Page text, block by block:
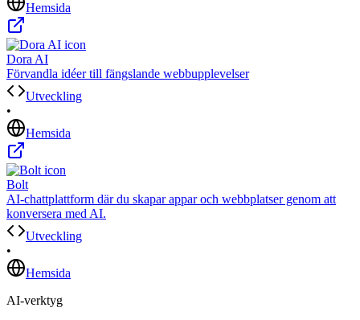
Hemsida
Dora AI
Förvandla idéer till fängslande webbupplevelser
Utveckling
•
Hemsida
Bolt
AI-chattplattform där du skapar appar och webbplatser genom att
konversera med AI.
Utveckling
•
Hemsida
AI-verktyg